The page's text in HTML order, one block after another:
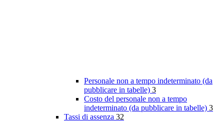
Personale non a tempo indeterminato (da
pubblicare in tabelle) 3
Costo del personale non a tempo
indeterminato (da pubblicare in tabelle) 3
Tassi di assenza 32